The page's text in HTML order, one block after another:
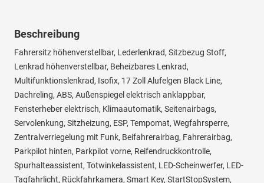
Beschreibung
Fahrersitz höhenverstellbar, Lederlenkrad, Sitzbezug Stoff,
Lenkrad höhenverstellbar, Beheizbares Lenkrad,
Multifunktionslenkrad, Isofix, 17 Zoll Alufelgen Black Line,
Dachreling, ABS, Außenspiegel elektrisch anklappbar,
Fensterheber elektrisch, Klimaautomatik, Seitenairbags,
Servolenkung, Sitzheizung, ESP, Tempomat, Wegfahrsperre,
Zentralverriegelung mit Funk, Beifahrerairbag, Fahrerairbag,
Parkpilot hinten, Parkpilot vorne, Reifendruckkontrolle,
Spurhalteassistent, Totwinkelassistent, LED-Scheinwerfer, LED-
Tagfahrlicht, Rückfahrkamera, Smart Key, StartStopSystem,